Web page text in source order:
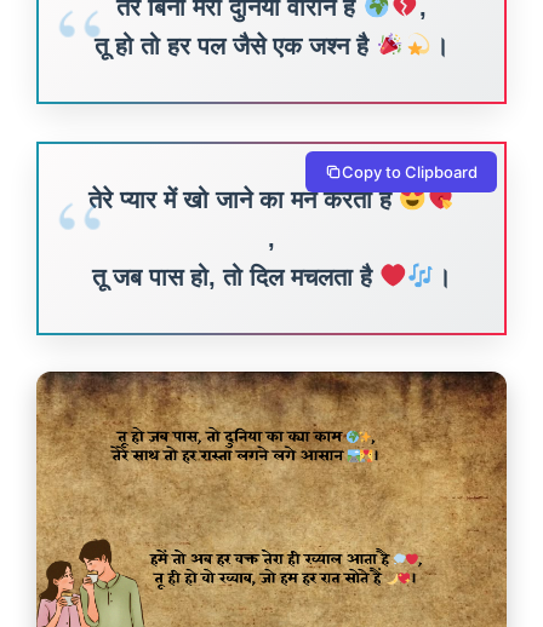
तेरे बिना मेरी दुनिया वीरान है
,
तू हो तो हर पल जैसे एक जश्न है
।
तेरे प्यार में खो जाने का मन करता है
,
तू जब पास हो, तो दिल मचलता है
।
Copy to Clipboard